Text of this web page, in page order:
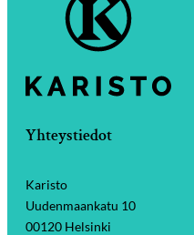
Yhteystiedot
Karisto
Uudenmaankatu 10
00120 Helsinki